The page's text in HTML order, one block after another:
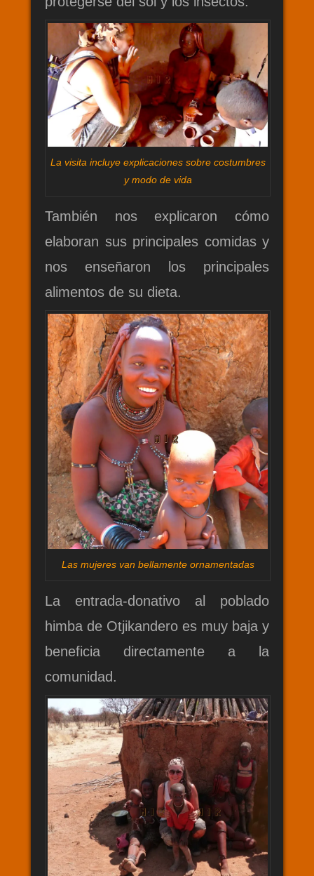
La visita incluye explicaciones sobre costumbres
y modo de vida
También nos explicaron cómo
elaboran sus principales comidas y
nos enseñaron los principales
alimentos de su dieta.
Las mujeres van bellamente ornamentadas
La entrada-donativo al poblado
himba de Otjikandero es muy baja y
beneficia directamente a la
comunidad.